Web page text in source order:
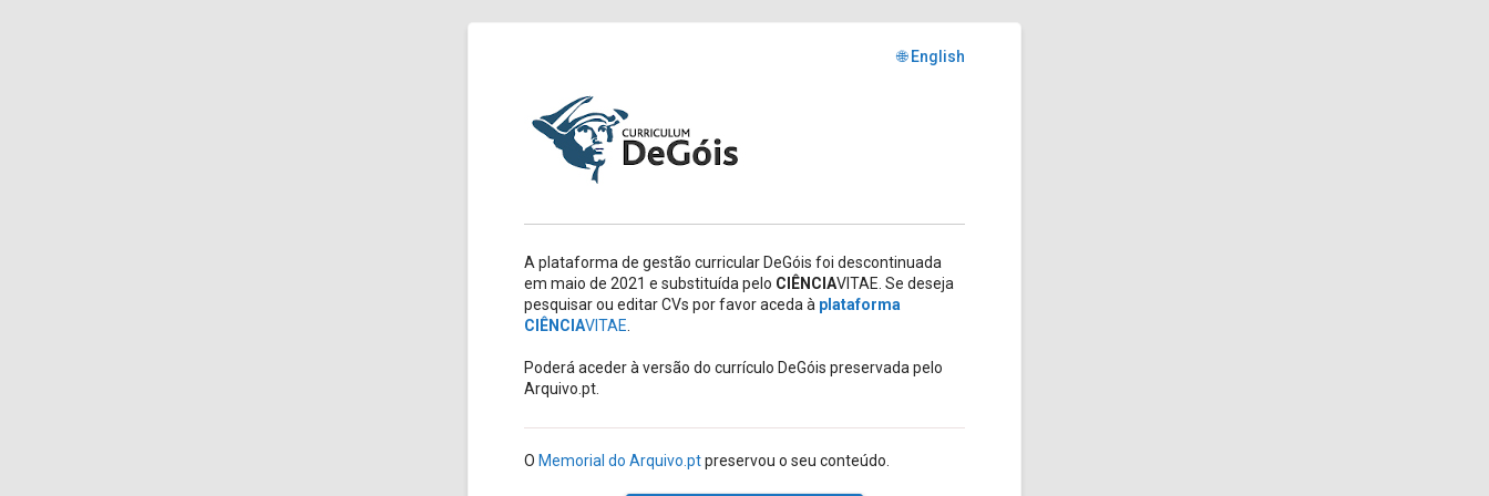
🌐 English
A plataforma de gestão curricular DeGóis foi descontinuada
em maio de 2021 e substituída pelo CIÊNCIAVITAE. Se deseja
pesquisar ou editar CVs por favor aceda à plataforma
CIÊNCIAVITAE
Poderá aceder à versão do currículo DeGóis preservada pelo
Arquivo.pt.
O Memorial do Arquivo.ptpreservou o seu conteúdo.